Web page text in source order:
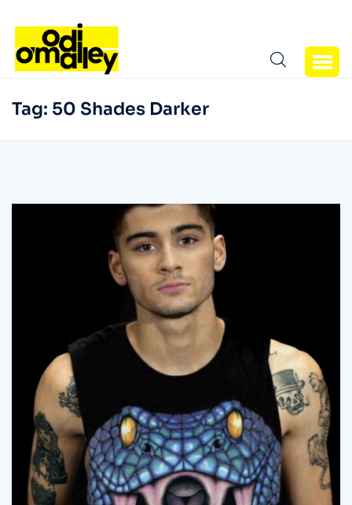
Tag: 50 Shades Darker